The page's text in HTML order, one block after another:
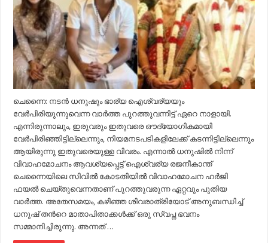
ഫയൽ
ചെയ്തു
ചെന്നൈ: നടൻ ധനുഷും ഭാര്യ ഐശ്വര്യയും
വേർപിരിയുന്നുവെന്ന വാർത്ത പുറത്തുവന്നിട്ട് ഏറെ നാളായി.
എന്നിരുന്നാലും, ഇരുവരും ഇതുവരെ ഔദ്യോഗികമായി
വേർപിരിഞ്ഞിട്ടില്ലെന്നും, നിയമനടപടികളിലേക്ക് കടന്നിട്ടില്ലെന്നും
ആയിരുന്നു ഇതുവരെയുള്ള വിവരം. എന്നാൽ ധനുഷിൽ നിന്ന്
വിവാഹമോചനം ആവശ്യപ്പെട്ട് ഐശ്വര്യ രജനീകാന്ത്
ചെന്നൈയിലെ സിവിൽ കോടതിയിൽ വിവാഹമോചന ഹർജി
ഫയൽ ചെയ്തുവെന്നതാണ് പുറത്തുവരുന്ന ഏറ്റവും പുതിയ
വാർത്ത. അതേസമയം, കഴിഞ്ഞ ശിവരാത്രിയോട് അനുബന്ധിച്ച്
ധനുഷ് തന്‍റെ മാതാപിതാക്കൾക്ക് ഒരു സ്വപ്ന ഭവനം
സമ്മാനിച്ചിരുന്നു. അന്നത് …